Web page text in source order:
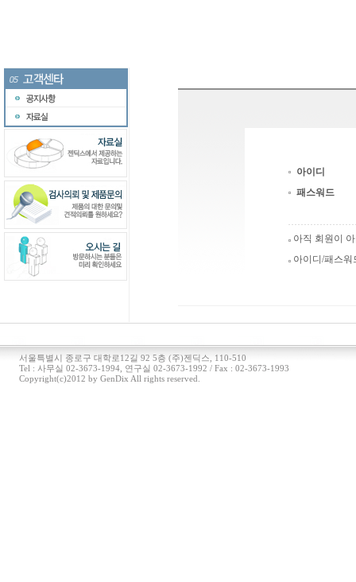
아이디
패스워드
아직 회원이
아이디/패스
서울특별시 종로구 대학로12길 92 5층 (주)젠딕스, 110-510
Tel : 사무실 02-3673-1994, 연구실 02-3673-1992 / Fax : 02-3673-1993
Copyright(c)2012 by GenDix All rights reserved.